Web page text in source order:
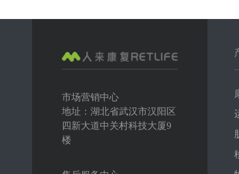
市场营销中心
地址：湖北省武汉市汉阳区
四新大道中关村科技大厦9
楼